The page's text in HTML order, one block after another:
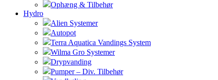
Ophæng & Tilbehør
Hydro
Alien Systemer
Autopot
Terra Aquatica Vandings System
Wilma Gro Systemer
Drypvanding
Pumper – Div. Tilbehør